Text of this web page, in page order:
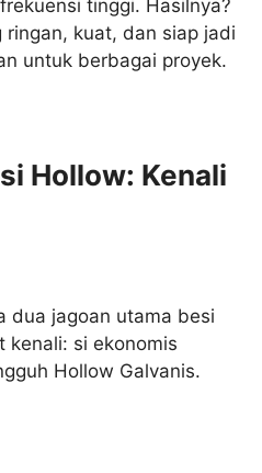
tinggi. Hasilnya?
kuat, dan siap jadi
untuk berbagai proyek.
Hollow: Kenali
dua jagoan utama besi
kenali: si ekonomis
Hollow Galvanis.